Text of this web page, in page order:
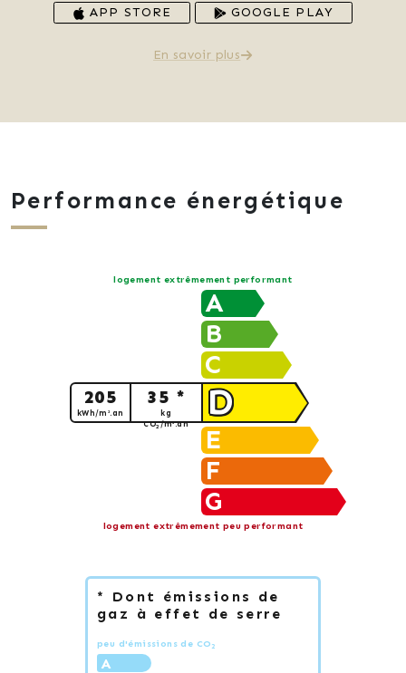
APP STORE GOOGLE PLAY
En savoir plus
Performance énergétique
logement extrêmement performant
A
B
C
D
205
kWh/m².an
35 *
kg
CO2/m².an
E
F
G
logement extrêmement peu performant
* Dont émissions de
gaz à effet de serre
peu d'émissions de CO 2
A